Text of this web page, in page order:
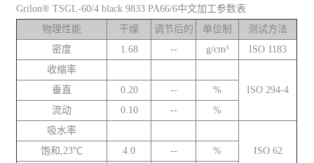
Grilon® TSGL-60/4 black 9833 PA66/6中文加工参数表
物理性能
干燥 调节后的 单位制
测试方法
密度
1.68 -- g/cm³
ISO 1183
收缩率
ISO 294-4
垂直 0.20 --
%
流动
0.10 --
%
吸水率
ISO 62
饱和,23℃ 4.0 --
%